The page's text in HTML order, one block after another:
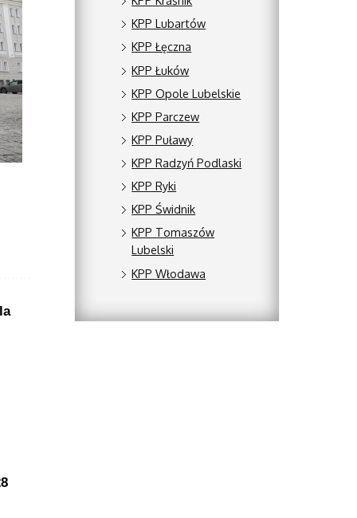
KPP Lubartów
KPP Łęczna
KPP Łuków
KPP Opole Lubelskie
KPP Parczew
KPP Puławy
KPP Radzyń Podlaski
KPP Ryki
KPP Świdnik
KPP Tomaszów
Lubelski
KPP Włodawa